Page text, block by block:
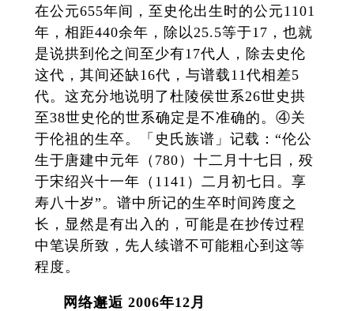
在公元655年间，至史伦出生时的公元1101
年，相距440余年，除以25.5等于17，也就
是说拱到伦之间至少有17代人，除去史伦
这代，其间还缺16代，与谱载11代相差5
代。这充分地说明了杜陵侯世系26世史拱
至38世史伦的世系确定是不准确的。④关
于伦祖的生卒。「史氏族谱」记载：“伦公
生于唐建中元年（780）十二月十七日，殁
于宋绍兴十一年（1141）二月初七日。享
寿八十岁”。谱中所记的生卒时间跨度之
长，显然是有出入的，可能是在抄传过程
中笔误所致，先人续谱不可能粗心到这等
程度。
网络邂逅 2006年12月